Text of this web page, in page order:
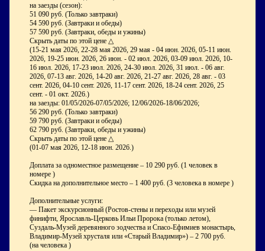
на заезды (сезон):
51 090 руб. (Только завтраки)
54 590 руб. (Завтраки и обеды)
57 590 руб. (Завтраки, обеды и ужины)
Скрыть даты по этой цене △
(15-21 мая 2026, 22-28 мая 2026, 29 мая - 04 июн. 2026, 05-11 июн.
2026, 19-25 июн. 2026, 26 июн. - 02 июл. 2026, 03-09 июл. 2026, 10-
16 июл. 2026, 17-23 июл. 2026, 24-30 июл. 2026, 31 июл. - 06 авг.
2026, 07-13 авг. 2026, 14-20 авг. 2026, 21-27 авг. 2026, 28 авг. - 03
сент. 2026, 04-10 сент. 2026, 11-17 сент. 2026, 18-24 сент. 2026, 25
сент. - 01 окт. 2026.)
на заезды: 01/05/2026-07/05/2026; 12/06/2026-18/06/2026;
56 290 руб. (Только завтраки)
59 790 руб. (Завтраки и обеды)
62 790 руб. (Завтраки, обеды и ужины)
Скрыть даты по этой цене △
(01-07 мая 2026, 12-18 июн. 2026.)
Доплата за одноместное размещение – 10 290 руб. (1 человек в
номере )
Скидка на дополнительное место – 1 400 руб. (3 человека в номере )
Дополнительные услуги:
— Пакет экскурсионный (Ростов-стены и переходы или музей
финифти, Ярославль-Церковь Ильи Пророка (только летом),
Суздаль-Музей деревянного зодчества и Спасо-Ефимиев монастырь,
Владимир-Музей хрусталя или «Старый Владимир») – 2 700 руб.
(на человека )